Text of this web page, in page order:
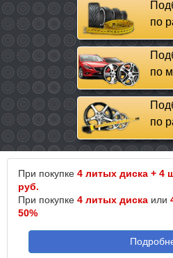
по
по
по
При покупке 4 литых диска + 4
руб.
При покупке 4 литых диска или
50%